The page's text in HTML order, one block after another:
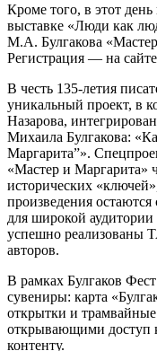
Кроме того, в этот
выставке «Люди как
М.А. Булгакова
Регистрация — на
В честь 135-летия
уникальный проект, в
Назарова,
Михаила Булгакова:
Маргарита”».
«Мастер и Маргарита»
исторических
произведения
для широкой
успешно реализованы
авторов.
В рамках Булгаков
сувениры: карта
открытки и
открывающими доступ
контенту.